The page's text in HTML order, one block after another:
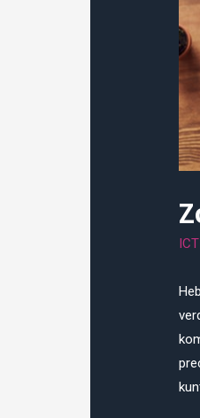
ICT